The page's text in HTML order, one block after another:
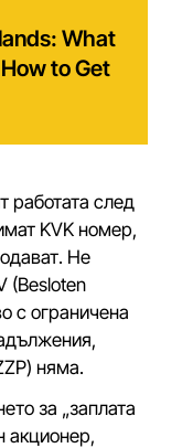
What
to Get
работата след
KVK номер,
Не
(Besloten
с ограничена
няма.
за „заплата
акционер,